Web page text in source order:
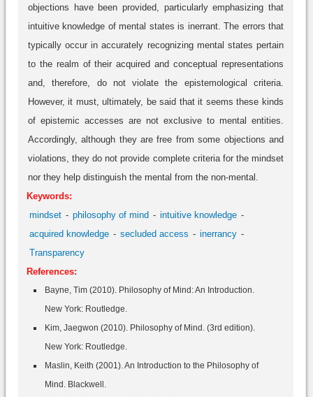
objections have been provided, particularly emphasizing that
intuitive knowledge of mental states is inerrant. The errors that
typically occur in accurately recognizing mental states pertain
to the realm of their acquired and conceptual representations
and, therefore, do not violate the epistemological criteria.
However, it must, ultimately, be said that it seems these kinds
of epistemic accesses are not exclusive to mental entities.
Accordingly, although they are free from some objections and
violations, they do not provide complete criteria for the mindset
nor they help distinguish the mental from the non-mental.
Keywords:
mindset
philosophy of mind
intuitive knowledge
acquired knowledge
secluded access
inerrancy
Transparency
References:
Bayne, Tim (2010). Philosophy of Mind: An Introduction.
New York: Routledge.
Kim, Jaegwon (2010). Philosophy of Mind. (3rd edition).
New York: Routledge.
Maslin, Keith (2001). An Introduction to the Philosophy of
Mind. Blackwell.